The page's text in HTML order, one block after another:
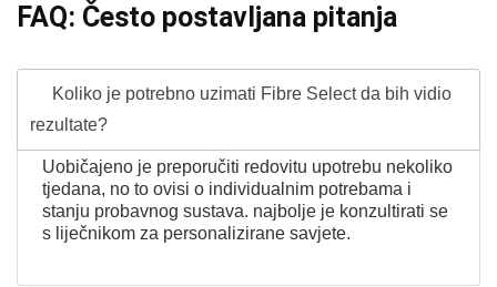
FAQ: Često postavljana pitanja
Koliko je potrebno uzimati Fibre Select da bih vidio
rezultate?
Uobičajeno je preporučiti redovitu upotrebu nekoliko
tjedana, no to ovisi o individualnim potrebama i
stanju probavnog sustava. najbolje je konzultirati se
s liječnikom za personalizirane savjete.